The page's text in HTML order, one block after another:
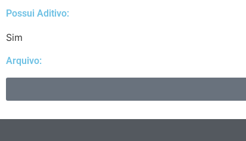
Possui Aditivo:​
Sim
Arquivo: